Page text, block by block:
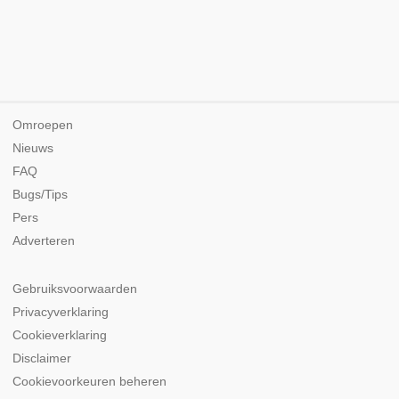
Omroepen
Nieuws
FAQ
Bugs/Tips
Pers
Adverteren
Gebruiksvoorwaarden
Privacyverklaring
Cookieverklaring
Disclaimer
Cookievoorkeuren beheren